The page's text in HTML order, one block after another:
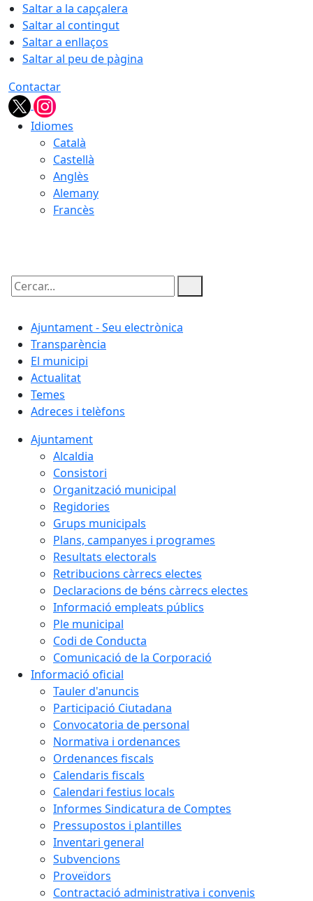
Saltar a la capçalera
Saltar al contingut
Saltar a enllaços
Saltar al peu de pàgina
Contactar
Idiomes
Català
Castellà
Anglès
Alemany
Francès
Cercar:
Ajuntament - Seu electrònica
Transparència
El municipi
Actualitat
Temes
Adreces i telèfons
Ajuntament
Alcaldia
Consistori
Organització municipal
Regidories
Grups municipals
Plans, campanyes i programes
Resultats electorals
Retribucions càrrecs electes
Declaracions de béns càrrecs electes
Informació empleats públics
Ple municipal
Codi de Conducta
Comunicació de la Corporació
Informació oficial
Tauler d'anuncis
Participació Ciutadana
Convocatoria de personal
Normativa i ordenances
Ordenances fiscals
Calendaris fiscals
Calendari festius locals
Informes Sindicatura de Comptes
Pressupostos i plantilles
Inventari general
Subvencions
Proveïdors
Contractació administrativa i convenis